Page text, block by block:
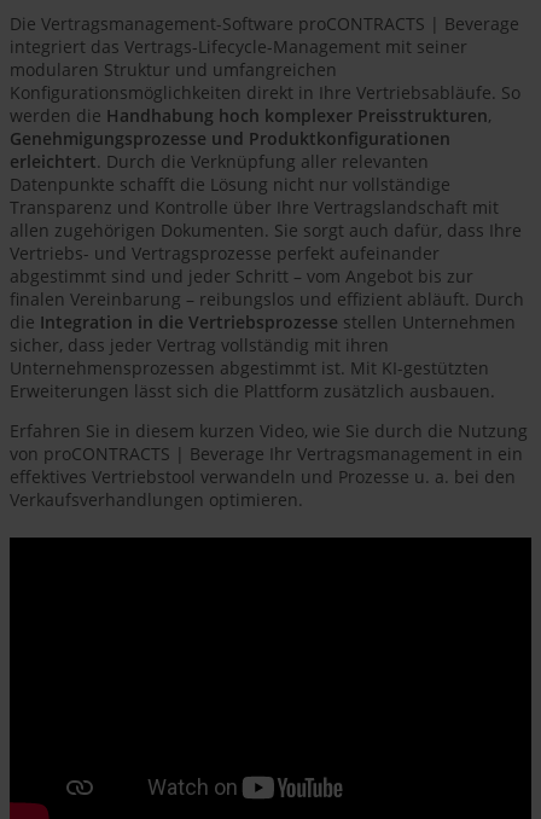
Die Vertragsmanagement-Software proCONTRACTS | Beverage
integriert das Vertrags-Lifecycle-Management mit seiner
modularen Struktur und umfangreichen
Konfigurationsmöglichkeiten direkt in Ihre Vertriebsabläufe. So
werden die Handhabung hoch komplexer Preisstrukturen,
Genehmigungsprozesse und Produktkonfigurationen
erleichtert. Durch die Verknüpfung aller relevanten
Datenpunkte schafft die Lösung nicht nur vollständige
Transparenz und Kontrolle über Ihre Vertragslandschaft mit
allen zugehörigen Dokumenten. Sie sorgt auch dafür, dass Ihre
Vertriebs- und Vertragsprozesse perfekt aufeinander
abgestimmt sind und jeder Schritt – vom Angebot bis zur
finalen Vereinbarung – reibungslos und effizient abläuft. Durch
die Integration in die Vertriebsprozesse stellen Unternehmen
sicher, dass jeder Vertrag vollständig mit ihren
Unternehmensprozessen abgestimmt ist. Mit KI-gestützten
Erweiterungen lässt sich die Plattform zusätzlich ausbauen.
Erfahren Sie in diesem kurzen Video, wie Sie durch die Nutzung
von proCONTRACTS | Beverage Ihr Vertragsmanagement in ein
effektives Vertriebstool verwandeln und Prozesse u. a. bei den
Verkaufsverhandlungen optimieren.